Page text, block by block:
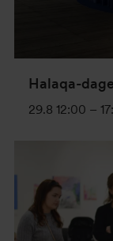
Halaqa-
29.8 12:00 –